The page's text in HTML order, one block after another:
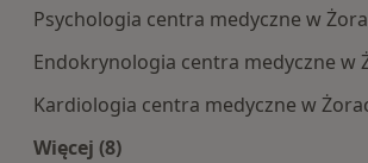
Psychologia centra medyczne w
Endokrynologia centra medyczne w
Kardiologia centra medyczne w
Więcej (8)